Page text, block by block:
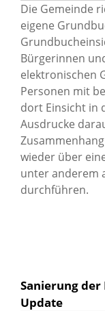
Die Gemeinde
eigene
Bürgerinnen
elektronischen
Personen mit
dort Einsicht in
Ausdrucke
wieder über
unter anderem
durchführen.
Sanierung
Update